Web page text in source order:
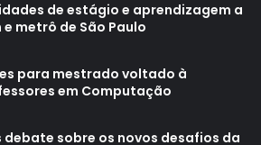
de estágio e aprendizagem a
metrô de São Paulo
para mestrado voltado à
em Computação
debate sobre os novos desafios da